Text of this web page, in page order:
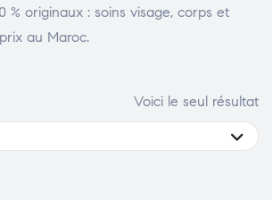
% originaux : soins visage, corps et
au Maroc.
Voici le seul résultat